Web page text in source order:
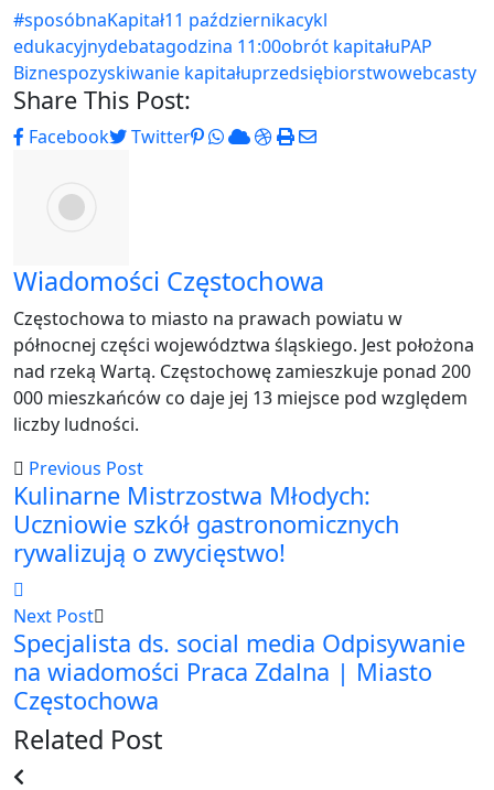
#sposóbnaKapitał11 październikacykl
edukacyjnydebatagodzina 11:00obrót kapitałuPAP
Biznespozyskiwanie kapitałuprzedsiębiorstwowebcasty
Share This Post:
Facebook Twitter Pinterest
Whatsapp
CloudStumbleUpon
PrintShare
Wiadomości Częstochowa
Częstochowa to miasto na prawach powiatu w
północnej części województwa śląskiego. Jest położona
nad rzeką Wartą. Częstochowę zamieszkuje ponad 200
000 mieszkańców co daje jej 13 miejsce pod względem
liczby ludności.
Previous Post
Kulinarne Mistrzostwa Młodych:
Uczniowie szkół gastronomicznych
rywalizują o zwycięstwo!
Next Post
Specjalista ds. social media Odpisywanie
na wiadomości Praca Zdalna | Miasto
Częstochowa
Related Post